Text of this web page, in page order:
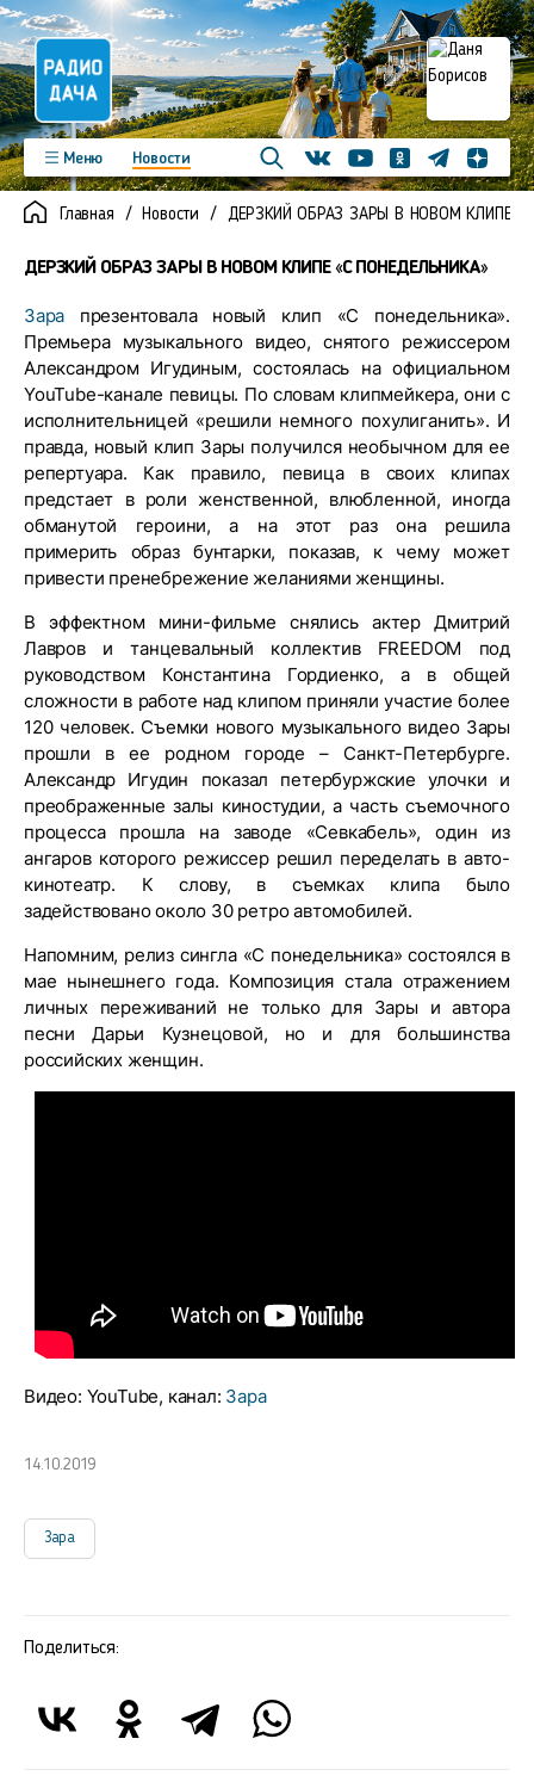
Меню
Новости
Программы
Подкасты
Новинки
Фото
Видео
ВконтактеYoutubeОдноклассники
ТелеграмЯндекс
Главная Новости ДЕРЗКИЙ ОБРАЗ ЗАРЫ В НОВОМ КЛИПЕ
ДЕРЗКИЙ ОБРАЗ ЗАРЫ В НОВОМ КЛИПЕ «С ПОНЕДЕЛЬНИКА»
Зара презентовала новый клип «С понедельника».
Премьера музыкального видео, снятого режиссером
Александром Игудиным, состоялась на официальном
YouTube-канале певицы. По словам клипмейкера, они с
исполнительницей «решили немного похулиганить». И
правда, новый клип Зары получился необычном для ее
репертуара. Как правило, певица в своих клипах
предстает в роли женственной, влюбленной, иногда
обманутой героини, а на этот раз она решила
примерить образ бунтарки, показав, к чему может
привести пренебрежение желаниями женщины.
В эффектном мини-фильме снялись актер Дмитрий
Лавров и танцевальный коллектив FREEDOM под
руководством Константина Гордиенко, а в общей
сложности в работе над клипом приняли участие более
120 человек. Съемки нового музыкального видео Зары
прошли в ее родном городе – Санкт-Петербурге.
Александр Игудин показал петербуржские улочки и
преображенные залы киностудии, а часть съемочного
процесса прошла на заводе «Севкабель», один из
ангаров которого режиссер решил переделать в авто-
кинотеатр. К слову, в съемках клипа было
задействовано около 30 ретро автомобилей.
Напомним, релиз сингла «С понедельника» состоялся в
мае нынешнего года. Композиция стала отражением
личных переживаний не только для Зары и автора
песни Дарьи Кузнецовой, но и для большинства
российских женщин.
Видео: YouTube, канал: Зара
14.10.2019
Зара
Поделиться: